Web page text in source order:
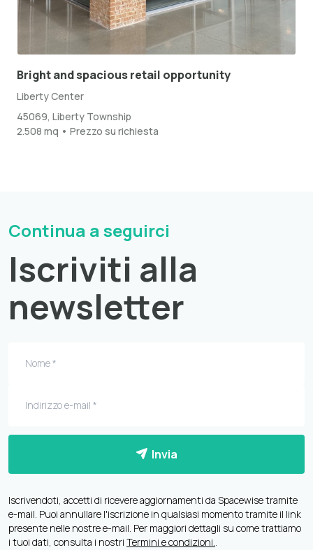
Bright and spacious retail opportunity
Liberty Center
45069, Liberty Township
2.508 mq • Prezzo su richiesta
Continua a seguirci
Iscriviti alla
newsletter
Invia
Iscrivendoti, accetti di ricevere aggiornamenti da Spacewise tramite
e-mail. Puoi annullare l'iscrizione in qualsiasi momento tramite il link
presente nelle nostre e-mail. Per maggiori dettagli su come trattiamo
i tuoi dati, consulta i nostri Termini e condizioni..